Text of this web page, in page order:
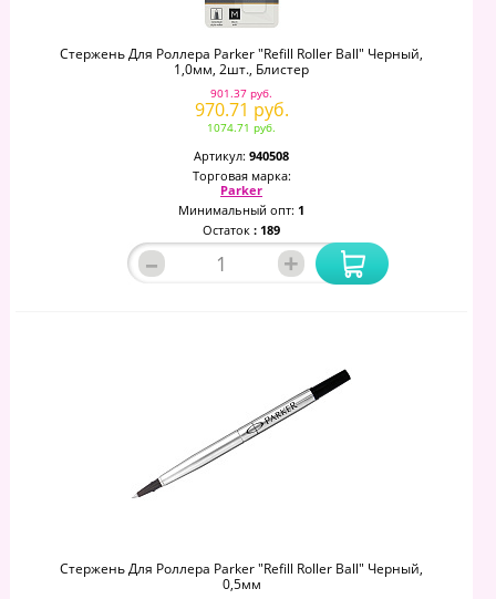
Стержень Для Роллера Parker "Refill Roller Ball" Черный,
1,0мм, 2шт., Блистер
901.37 руб.
970.71 руб.
1074.71 руб.
Артикул: 940508
Торговая марка:
Parker
Минимальный опт: 1
Остаток : 189
– +
Стержень Для Роллера Parker "Refill Roller Ball" Черный,
0,5мм